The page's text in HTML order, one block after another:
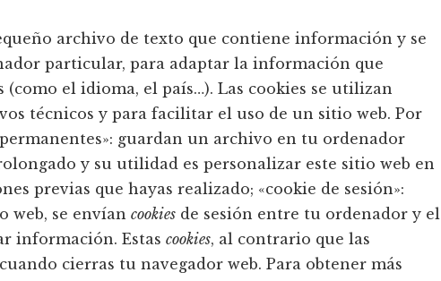
archivo de texto que contiene información y se
particular, para adaptar la información que
(como el idioma, el país…). Las cookies se utilizan
técnicos y para facilitar el uso de un sitio web. Por
guardan un archivo en tu ordenador
y su utilidad es personalizar este sitio web en
previas que hayas realizado; «cookie de sesión»:
web, se envían cookies de sesión entre tu ordenador y el
información. Estas cookies, al contrario que las
cierras tu navegador web. Para obtener más